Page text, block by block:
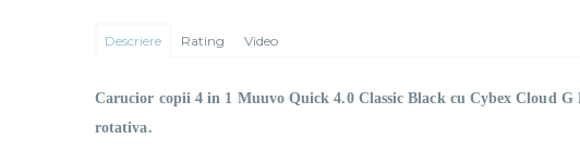
Descriere Rating Video
Carucior copii 4 in 1 Muuvo Quick 4.0 Classic Black cu Cybex Cloud G
rotativa.